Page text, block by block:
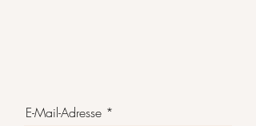
E-Mail-Adresse